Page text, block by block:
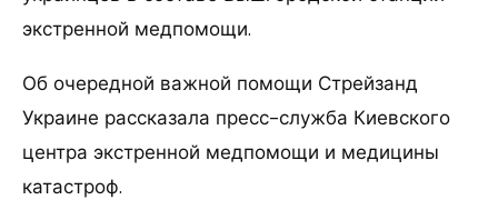
экстренной медпомощи.
Об очередной важной помощи Стрейзанд
Украине рассказала пресс-служба Киевского
центра экстренной медпомощи и медицины
катастроф.